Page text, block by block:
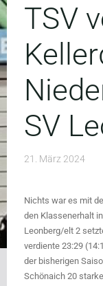
TSV
SV
21. März 2024
Nichts war es mit
den Klassenerhalt
Leonberg/elt 2
verdiente 23:29
der bisherigen
Schönaich 20